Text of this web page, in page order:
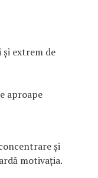
extrem de
aproape
și
motivația.